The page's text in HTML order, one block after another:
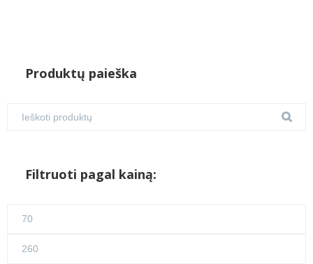
Produktų paieška
Filtruoti pagal kainą:
Maks